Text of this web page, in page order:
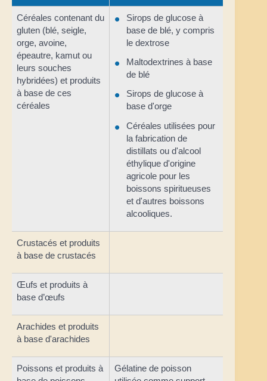
Céréales contenant du
gluten (blé, seigle,
orge, avoine,
épeautre, kamut ou
leurs souches
hybridées) et produits
à base de ces
céréales
Sirops de glucose à
base de blé, y compris
le dextrose
Maltodextrines à base
de blé
Sirops de glucose à
base d'orge
Céréales utilisées pour
la fabrication de
distillats ou d'alcool
éthylique d'origine
agricole pour les
boissons spiritueuses
et d'autres boissons
alcooliques.
Crustacés et produits
à base de crustacés
Œufs et produits à
base d’œufs
Arachides et produits
à base d'arachides
Poissons et produits à
Gélatine de poisson